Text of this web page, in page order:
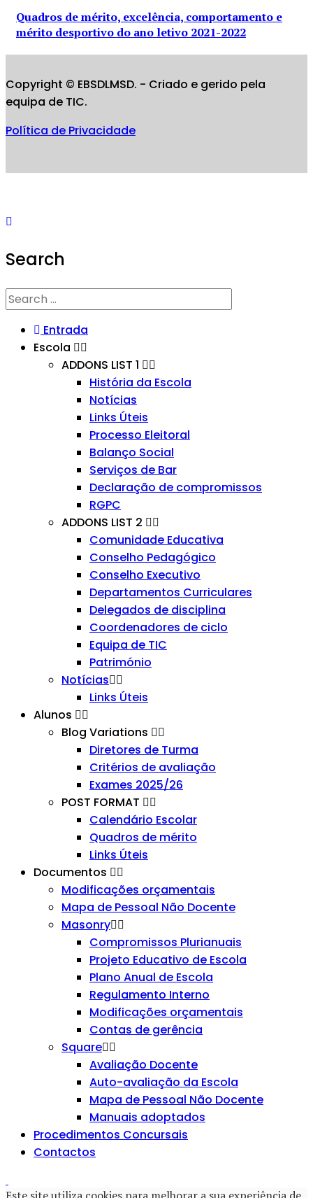
Quadros de mérito, excelência, comportamento e
mérito desportivo do ano letivo 2021-2022
Copyright © EBSDLMSD. - Criado e gerido pela
equipa de TIC.
Política de Privacidade
Search
Entrada
Escola
ADDONS LIST 1
História da Escola
Notícias
Links Úteis
Processo Eleitoral
Balanço Social
Serviços de Bar
Declaração de compromissos
RGPC
ADDONS LIST 2
Comunidade Educativa
Conselho Pedagógico
Conselho Executivo
Departamentos Curriculares
Delegados de disciplina
Coordenadores de ciclo
Equipa de TIC
Património
Notícias
Links Úteis
Alunos
Blog Variations
Diretores de Turma
Critérios de avaliação
Exames 2025/26
POST FORMAT
Calendário Escolar
Quadros de mérito
Links Úteis
Documentos
Modificações orçamentais
Mapa de Pessoal Não Docente
Masonry
Compromissos Plurianuais
Projeto Educativo de Escola
Plano Anual de Escola
Regulamento Interno
Modificações orçamentais
Contas de gerência
Square
Avaliação Docente
Auto-avaliação da Escola
Mapa de Pessoal Não Docente
Manuais adoptados
Procedimentos Concursais
Contactos